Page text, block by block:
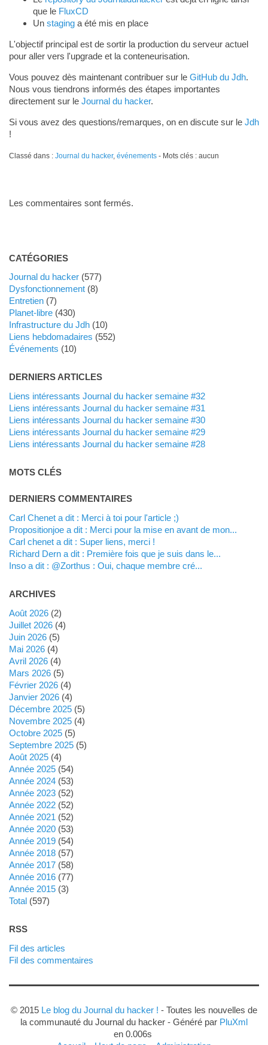
que le FluxCD
Un staginga été mis en place
L'objectif principal est de sortir la production du serveur actuel
pour aller vers l'upgrade et la conteneurisation.
Vous pouvez dès maintenant contribuer sur le GitHub du Jdh.
Nous vous tiendrons informés des étapes importantes
directement sur le Journal du hacker.
Si vous avez des questions/remarques, on en discute sur le Jdh
!
Classé dans : Journal du hacker, événements- Mots clés : aucun
Les commentaires sont fermés.
CATÉGORIES
Journal du hacker(577)
dysfonctionnement(8)
Entretien(7)
planet-libre(430)
Infrastructure du Jdh(10)
liens hebdomadaires (552)
événements (10)
DERNIERS ARTICLES
Liens intéressants Journal du hacker semaine #32
Liens intéressants Journal du hacker semaine #31
Liens intéressants Journal du hacker semaine #30
Liens intéressants Journal du hacker semaine #29
Liens intéressants Journal du hacker semaine #28
MOTS CLÉS
DERNIERS COMMENTAIRES
Carl Chenet a dit : Merci à toi pour l'article ;)
propositionjoe a dit : Merci pour la mise en avant de mon...
Carl chenet a dit : Super liens, merci !
Richard Dern a dit : Première fois que je suis dans le...
inso a dit : @Zorthus : Oui, chaque membre cré...
ARCHIVES
août 2026(2)
juillet 2026(4)
juin 2026(5)
mai 2026(4)
avril 2026(4)
mars 2026(5)
février 2026(4)
janvier 2026(4)
décembre 2025(5)
novembre 2025(4)
octobre 2025(5)
septembre 2025(5)
août 2025(4)
année 2025(54)
année 2024(53)
année 2023(52)
année 2022(52)
année 2021 (52)
année 2020(53)
année 2019(54)
année 2018(57)
année 2017(58)
année 2016(77)
année 2015(3)
total (597)
RSS
Fil des articles
Fil des commentaires
© 2015 Le blog du Journal du hacker ! - Toutes les nouvelles de
la communauté du Journal du hacker - Généré par PluXml
en 0.006s